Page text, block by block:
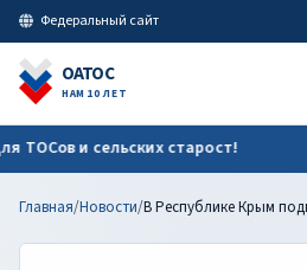
В Республике Крым подвели итоги
Федеральный сайт
ОАТОС
НАМ 10 ЛЕТ
и сельских старост!
Главная/Новости/